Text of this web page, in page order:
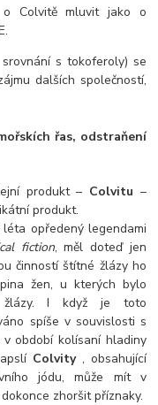
Colvitě mluvit jako o
s tokoferoly) se
dalších společností,
řas, odstraňení
produkt – Colvitu –
produkt.
opředený legendami
fiction, měl doteď jen
činností štítné žlázy ho
žen, u kterých bylo
žlázy. I když je toto
spíše v souvislosti s
období kolísaní hladiny
Colvity, obsahující
jódu, může mít v
zhoršit příznaky.